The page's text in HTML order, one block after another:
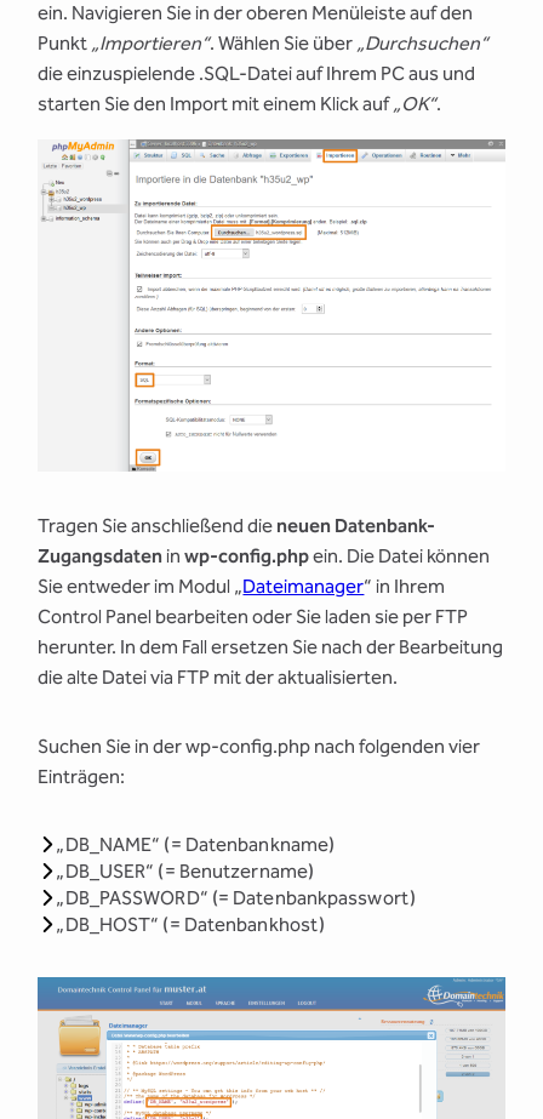
ein. Navigieren Sie in der oberen Menüleiste auf den
Punkt „Importieren“. Wählen Sie über „Durchsuchen“
die einzuspielende .SQL-Datei auf Ihrem PC aus und
starten Sie den Import mit einem Klick auf„OK“.
Tragen Sie anschließend die neuen Datenbank-
Zugangsdaten inwp-config.phpein. Die Datei können
Sie entweder im Modul „Dateimanager“ in Ihrem
Control Panel bearbeiten oder Sie laden sie per FTP
herunter. In dem Fall ersetzen Sie nach der Bearbeitung
die alte Datei via FTP mit der aktualisierten.
Suchen Sie in der wp-config.php nach folgenden vier
Einträgen:
„DB_NAME“ (= Datenbankname)
„DB_USER“ (= Benutzername)
„DB_PASSWORD“ (= Datenbankpasswort)
„DB_HOST“ (= Datenbankhost)